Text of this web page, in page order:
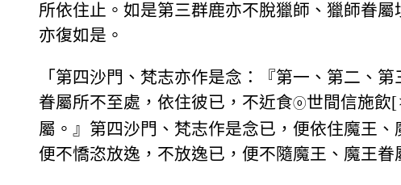
所依住止。如是第三群鹿亦不脫獵師、獵師眷
亦復如是。
「第四沙門、梵志亦作是念：『第一、第二、
眷屬所不至處，依住彼已，不近食ⓞ世間信施飲
屬。』第四沙門、梵志作是念已，便依住魔王
便不憍恣放逸，不放逸已，便不隨魔王、魔王